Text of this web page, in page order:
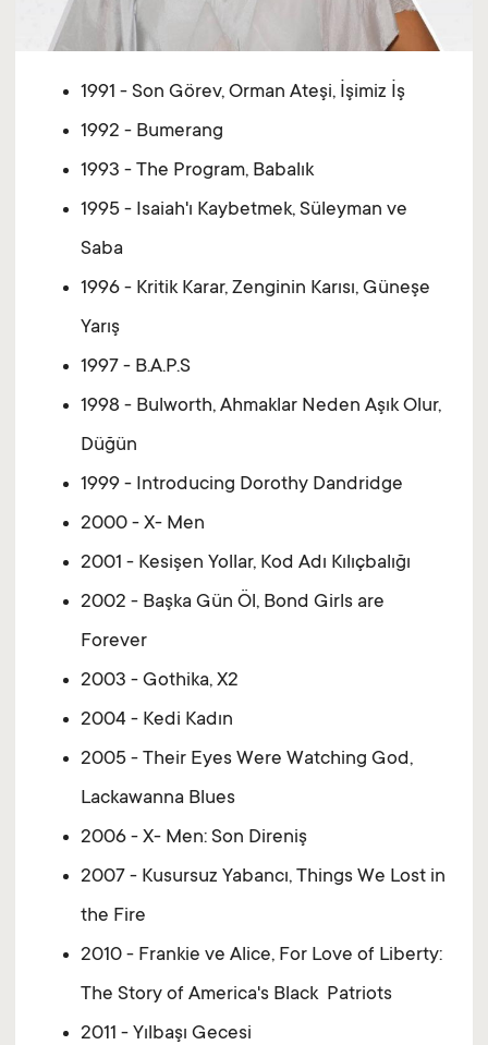
1991 - Son Görev, Orman Ateşi, İşimiz İş
1992 - Bumerang
1993 - The Program, Babalık
1995 - Isaiah'ı Kaybetmek, Süleyman ve
Saba
1996 - Kritik Karar, Zenginin Karısı, Güneşe
Yarış
1997 - B.A.P.S
1998 - Bulworth, Ahmaklar Neden Aşık Olur,
Düğün
1999 - Introducing Dorothy Dandridge
2000 - X- Men
2001 - Kesişen Yollar, Kod Adı Kılıçbalığı
2002 - Başka Gün Öl, Bond Girls are
Forever
2003 - Gothika, X2
2004 - Kedi Kadın
2005 - Their Eyes Were Watching God,
Lackawanna Blues
2006 - X- Men: Son Direniş
2007 - Kusursuz Yabancı, Things We Lost in
the Fire
2010 - Frankie ve Alice, For Love of Liberty:
The Story of America's Black Patriots
2011 - Yılbaşı Gecesi